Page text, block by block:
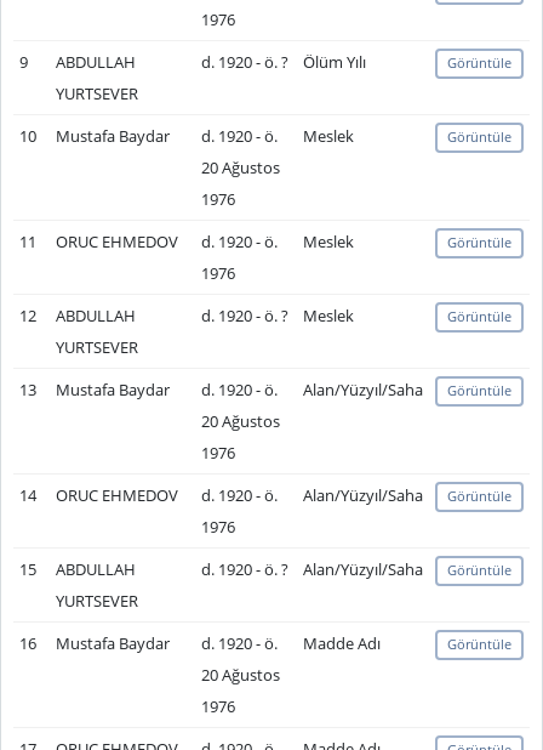
1976
9
ABDULLAH
YURTSEVER
d. 1920 - ö. ? Ölüm Yılı Görüntüle
10 Mustafa Baydar
d. 1920 - ö.
20 Ağustos
1976
Meslek Görüntüle
11 ORUC EHMEDOV
d. 1920 - ö.
1976
Meslek Görüntüle
12
ABDULLAH
YURTSEVER
d. 1920 - ö. ? Meslek Görüntüle
13 Mustafa Baydar
d. 1920 - ö.
20 Ağustos
1976
Alan/Yüzyıl/Saha Görüntüle
14 ORUC EHMEDOV
d. 1920 - ö.
1976
Alan/Yüzyıl/Saha Görüntüle
15
ABDULLAH
YURTSEVER
d. 1920 - ö. ? Alan/Yüzyıl/Saha Görüntüle
16 Mustafa Baydar
d. 1920 - ö.
20 Ağustos
1976
Madde Adı Görüntüle